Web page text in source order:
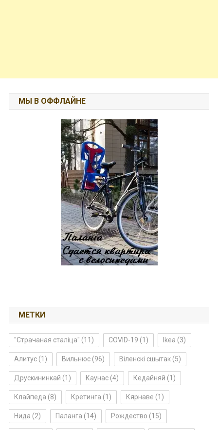
МЫ В ОФФЛАЙНЕ
МЕТКИ
"Страчаная сталіца" (11) COVID-19 (1) Ikea (3)
Алитус(1) Вильнюс(96) Віленскі сшытак(5)
Друскининкай (1) Каунас(4) Кедайняй (1)
Клайпеда (8) Кретинга (1) Кярнаве (1)
Нида (2) Паланга (14) Рождество (15)